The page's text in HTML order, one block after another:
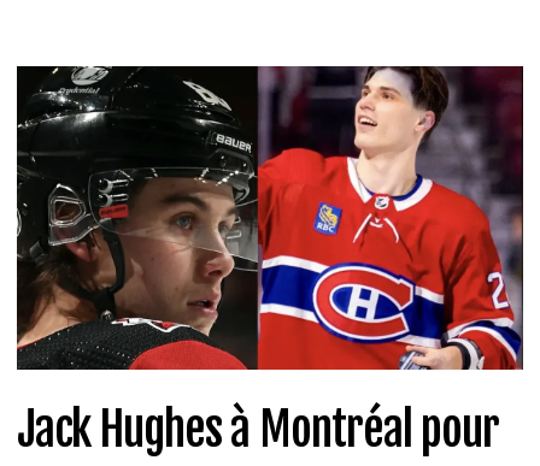
Jack Hughes à Montréal pour